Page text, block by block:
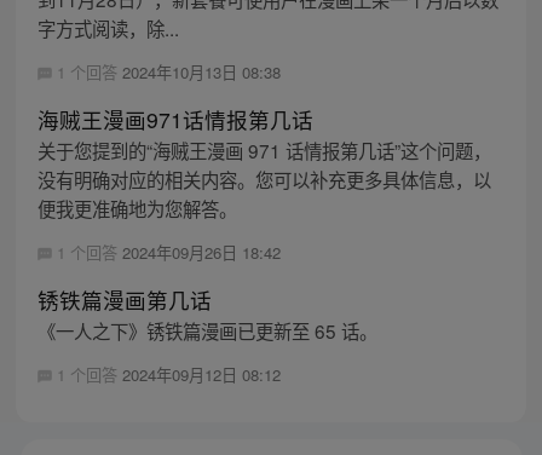
字方式阅读，除...
1 个回答 2024年10月13日 08:38
海贼王漫画971话情报第几话
关于您提到的“海贼王漫画 971 话情报第几话”这个问题，
没有明确对应的相关内容。您可以补充更多具体信息，以
便我更准确地为您解答。
1 个回答 2024年09月26日 18:42
锈铁篇漫画第几话
《一人之下》锈铁篇漫画已更新至 65 话。
1 个回答 2024年09月12日 08:12